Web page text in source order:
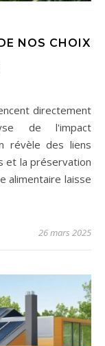
NOS CHOIX
de l'impact
révèle des liens
et la préservation
alimentaire laisse
26 mars 2025